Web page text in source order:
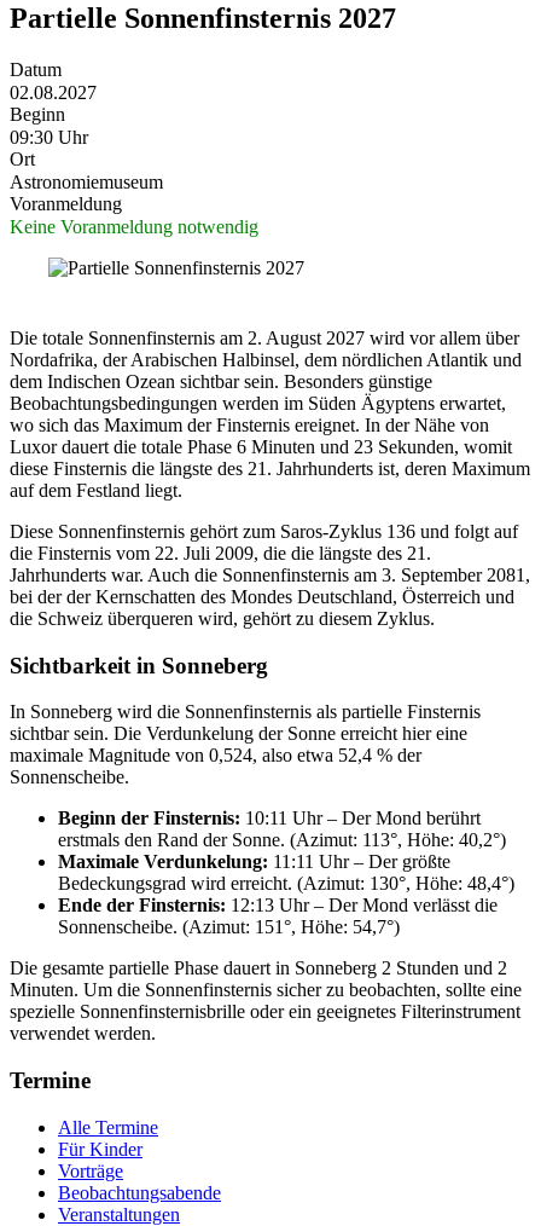
Partielle Sonnenfinsternis 2027
Datum
02.08.2027
Beginn
09:30 Uhr
Ort
Astronomiemuseum
Voranmeldung
Keine Voranmeldung notwendig
Die totale Sonnenfinsternis am 2. August 2027 wird vor allem über
Nordafrika, der Arabischen Halbinsel, dem nördlichen Atlantik und
dem Indischen Ozean sichtbar sein. Besonders günstige
Beobachtungsbedingungen werden im Süden Ägyptens erwartet,
wo sich das Maximum der Finsternis ereignet. In der Nähe von
Luxor dauert die totale Phase 6 Minuten und 23 Sekunden, womit
diese Finsternis die längste des 21. Jahrhunderts ist, deren Maximum
auf dem Festland liegt.
Diese Sonnenfinsternis gehört zum Saros-Zyklus 136 und folgt auf
die Finsternis vom 22. Juli 2009, die die längste des 21.
Jahrhunderts war. Auch die Sonnenfinsternis am 3. September 2081,
bei der der Kernschatten des Mondes Deutschland, Österreich und
die Schweiz überqueren wird, gehört zu diesem Zyklus.
Sichtbarkeit in Sonneberg
In Sonneberg wird die Sonnenfinsternis als partielle Finsternis
sichtbar sein. Die Verdunkelung der Sonne erreicht hier eine
maximale Magnitude von 0,524, also etwa 52,4 % der
Sonnenscheibe.
Beginn der Finsternis: 10:11 Uhr – Der Mond berührt
erstmals den Rand der Sonne. (Azimut: 113°, Höhe: 40,2°)
Maximale Verdunkelung: 11:11 Uhr – Der größte
Bedeckungsgrad wird erreicht. (Azimut: 130°, Höhe: 48,4°)
Ende der Finsternis: 12:13 Uhr – Der Mond verlässt die
Sonnenscheibe. (Azimut: 151°, Höhe: 54,7°)
Die gesamte partielle Phase dauert in Sonneberg 2 Stunden und 2
Minuten. Um die Sonnenfinsternis sicher zu beobachten, sollte eine
spezielle Sonnenfinsternisbrille oder ein geeignetes Filterinstrument
verwendet werden.
Termine
Alle Termine
Für Kinder
Vorträge
Beobachtungsabende
Veranstaltungen